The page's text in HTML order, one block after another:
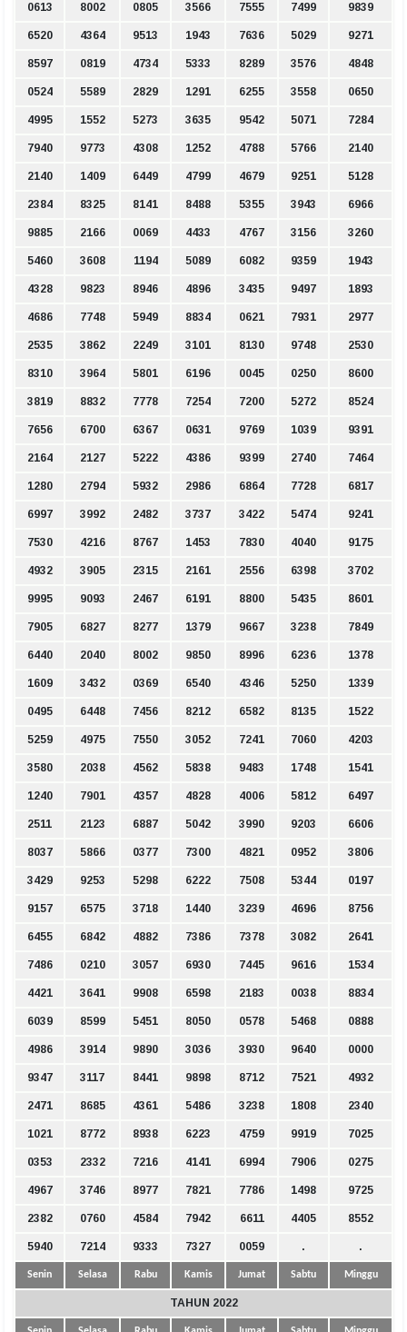
0613 8002 0805 3566 7555 7499 9839
6520 4364 9513 1943 7636 5029 9271
8597 0819 4734 5333 8289 3576 4848
0524 5589 2829 1291 6255 3558 0650
4995 1552 5273 3635 9542 5071 7284
7940 9773 4308 1252 4788 5766 2140
2140 1409 6449 4799 4679 9251 5128
2384 8325 8141 8488 5355 3943 6966
9885 2166 0069 4433 4767 3156 3260
5460 3608 1194 5089 6082 9359 1943
4328 9823 8946 4896 3435 9497 1893
4686 7748 5949 8834 0621 7931 2977
2535 3862 2249 3101 8130 9748 2530
8310 3964 5801 6196 0045 0250 8600
3819 8832 7778 7254 7200 5272 8524
7656 6700 6367 0631 9769 1039 9391
2164 2127 5222 4386 9399 2740 7464
1280 2794 5932 2986 6864 7728 6817
6997 3992 2482 3737 3422 5474 9241
7530 4216 8767 1453 7830 4040 9175
4932 3905 2315 2161 2556 6398 3702
9995 9093 2467 6191 8800 5435 8601
7905 6827 8277 1379 9667 3238 7849
6440 2040 8002 9850 8996 6236 1378
1609 3432 0369 6540 4346 5250 1339
0495 6448 7456 8212 6582 8135 1522
5259 4975 7550 3052 7241 7060 4203
3580 2038 4562 5838 9483 1748 1541
1240 7901 4357 4828 4006 5812 6497
2511 2123 6887 5042 3990 9203 6606
8037 5866 0377 7300 4821 0952 3806
3429 9253 5298 6222 7508 5344 0197
9157 6575 3718 1440 3239 4696 8756
6455 6842 4882 7386 7378 3082 2641
7486 0210 3057 6930 7445 9616 1534
4421 3641 9908 6598 2183 0038 8834
6039 8599 5451 8050 0578 5468 0888
4986 3914 9890 3036 3930 9640 0000
9347 3117 8441 9898 8712 7521 4932
2471 8685 4361 5486 3238 1808 2340
1021 8772 8938 6223 4759 9919 7025
0353 2332 7216 4141 6994 7906 0275
4967 3746 8977 7821 7786 1498 9725
2382 0760 4584 7942 6611 4405 8552
5940 7214 9333 7327 0059 . .
Senin Selasa Rabu Kamis Jumat Sabtu Minggu
TAHUN 2022